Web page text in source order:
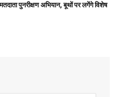
पुनरीक्षण अभियान, बूथों पर लगेंगे विशेष